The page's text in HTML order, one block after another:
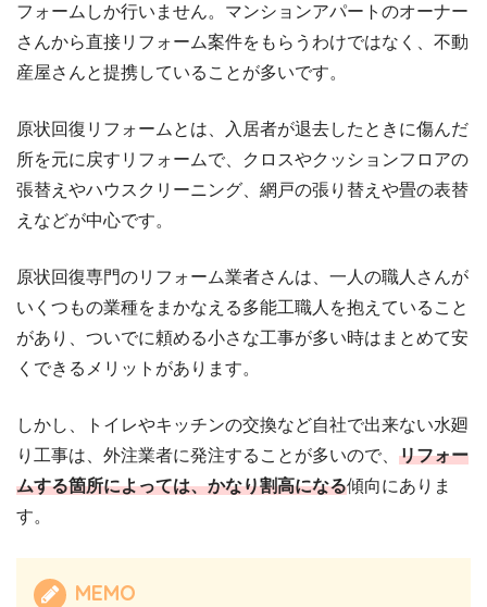
フォームしか行いません。マンションアパートのオーナー
さんから直接リフォーム案件をもらうわけではなく、不動
産屋さんと提携していることが多いです。
原状回復リフォームとは、入居者が退去したときに傷んだ
所を元に戻すリフォームで、クロスやクッションフロアの
張替えやハウスクリーニング、網戸の張り替えや畳の表替
えなどが中心です。
原状回復専門のリフォーム業者さんは、一人の職人さんが
いくつもの業種をまかなえる多能工職人を抱えていること
があり、ついでに頼める小さな工事が多い時はまとめて安
くできるメリットがあります。
しかし、トイレやキッチンの交換など自社で出来ない水廻
り工事は、外注業者に発注することが多いので、 リフォー
ムする箇所によっては、かなり割高になる傾向にありま
す。
MEMO